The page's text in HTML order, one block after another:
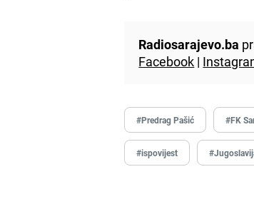
Radiosarajevo.ba
Facebook |
#Predrag Pašić #FK
#ispovijest